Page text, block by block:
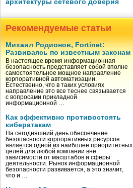
архитектуры сетевого доверия
Рекомендуемые статьи
Михаил Родионов, Fortinet:
Развиваясь по известным законам
В настоящее время информационная
безопасность представляет собой вполне
самостоятельное мощное направление
корпоративной автоматизации.
Естественно, что в таких условиях
направление это все теснее связывается
с вопросами прикладной
информационной …
Как эффективно противостоять
кибератакам
На сегодняшний день обеспечение
безопасности корпоративных ресурсов
является одной из наиболее приоритетных
целей для любой компании вне
зависимости от масштабов и сферы
деятельности. Рынок информационной
безопасности развивается, а это значит,
что и …